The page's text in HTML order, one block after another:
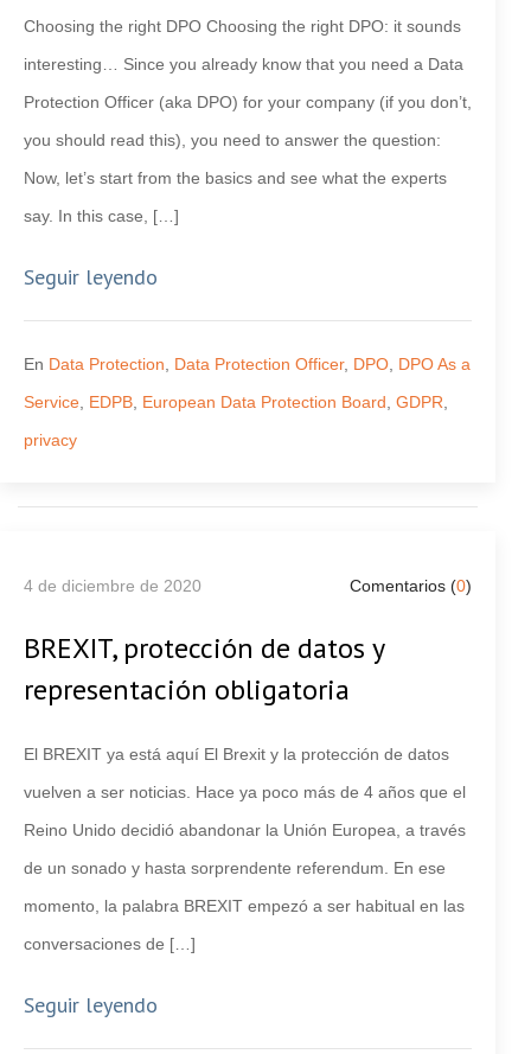
Choosing the right DPO Choosing the right DPO: it sounds
interesting… Since you already know that you need a Data
Protection Officer (aka DPO) for your company (if you don’t,
you should read this), you need to answer the question:
Now, let’s start from the basics and see what the experts
say. In this case, […]
Seguir leyendo
En Data Protection Data Protection Officer, DPO DPO As a
Service EDPB European Data Protection Board GDPR
privacy
4 de diciembre de 2020 Comentarios (0)
BREXIT, protección de datos y
representación obligatoria
El BREXIT ya está aquí El Brexit y la protección de datos
vuelven a ser noticias. Hace ya poco más de 4 años que el
Reino Unido decidió abandonar la Unión Europea, a través
de un sonado y hasta sorprendente referendum. En ese
momento, la palabra BREXIT empezó a ser habitual en las
conversaciones de […]
Seguir leyendo